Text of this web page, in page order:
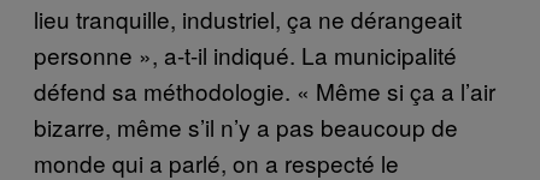
lieu tranquille, industriel, ça ne dérangeait
personne », a-t-il indiqué. La municipalité
défend sa méthodologie. « Même si ça a l’air
bizarre, même s’il n’y a pas beaucoup de
monde qui a parlé, on a respecté le